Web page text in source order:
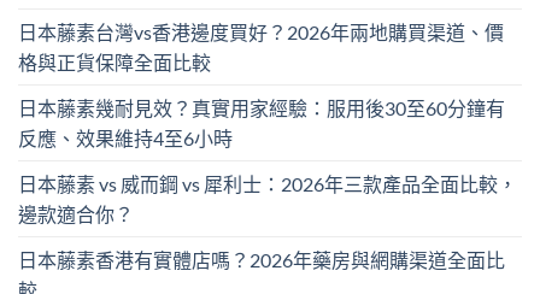
日本藤素台灣vs香港邊度買好？2026年兩地購買渠道、價
格與正貨保障全面比較
日本藤素幾耐見效？真實用家經驗：服用後30至60分鐘有
反應、效果維持4至6小時
日本藤素 vs 威而鋼 vs 犀利士：2026年三款產品全面比較，
邊款適合你？
日本藤素香港有實體店嗎？2026年藥房與網購渠道全面比